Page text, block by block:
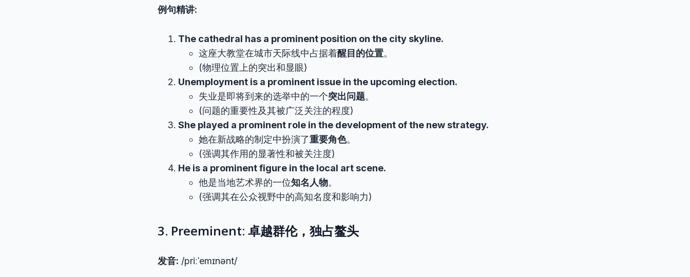
例句精讲:
The cathedral has a prominent position on the city skyline.
这座大教堂在城市天际线中占据着醒目的位置。
(物理位置上的突出和显眼)
Unemployment is a prominent issue in the upcoming election.
失业是即将到来的选举中的一个突出问题。
(问题的重要性及其被广泛关注的程度)
She played a prominent role in the development of the new strategy.
她在新战略的制定中扮演了重要角色。
(强调其作用的显著性和被关注度)
He is a prominent figure in the local art scene.
他是当地艺术界的一位知名人物。
(强调其在公众视野中的高知名度和影响力)
3. Preeminent: 卓越群伦，独占鳌头
发音: /priːˈemɪnənt/